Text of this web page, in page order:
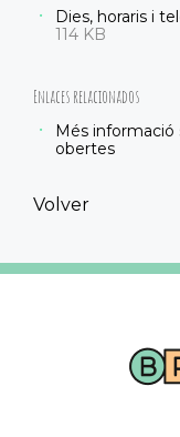
Dies, horaris i
114 KB
Enlaces relacionados
Més informació
obertes
Volver